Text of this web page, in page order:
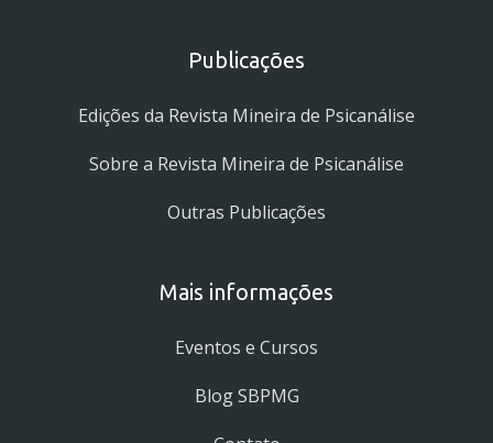
Publicações
Edições da Revista Mineira de Psicanálise
Sobre a Revista Mineira de Psicanálise
Outras Publicações
Mais informações
Eventos e Cursos
Blog SBPMG